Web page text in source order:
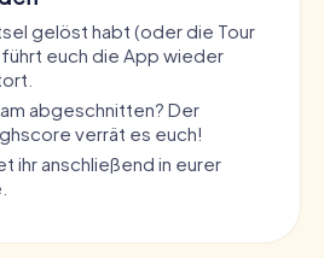
gelöst habt (oder die Tour
euch die App wieder
abgeschnitten? Der
verrät es euch!
ihr anschließend in eurer